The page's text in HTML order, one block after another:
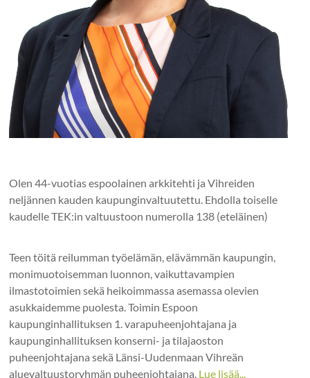
Olen 44-vuotias espoolainen arkkitehti ja Vihreiden
neljännen kauden kaupunginvaltuutettu. Ehdolla toiselle
kaudelle TEK:in valtuustoon numerolla 138 (eteläinen)
Teen töitä reilumman työelämän, elävämmän kaupungin,
monimuotoisemman luonnon, vaikuttavampien
ilmastotoimien sekä heikoimmassa asemassa olevien
asukkaidemme puolesta. Toimin Espoon
kaupunginhallituksen 1. varapuheenjohtajana ja
kaupunginhallituksen konserni- ja tilajaoston
puheenjohtajana sekä Länsi-Uudenmaan Vihreän
aluevaltuustoryhmän puheenjohtajana. Lue lisää...